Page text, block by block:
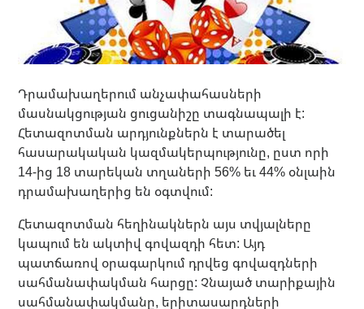
Դրամախաղերում անչափահասների
մասնակցության ցուցանիշը տագնապալի է:
Հետազոտման արդյունքներն է տարածել
հասարակական կազմակերպությունը, ըստ որի
14-ից 18 տարեկան տղաների 56% եւ 44% օնլաին
դրամախաղերից են օգտվում:
Հետազոտման հեղինակներն այս տվյալները
կապում են ակտիվ գովազդի հետ: Այդ
պատճառով օրագարկում դրվեց գովազդների
սահմանափակման հարցը: Չնայած տարիքային
սահմանափակմանը, երիտասարդների